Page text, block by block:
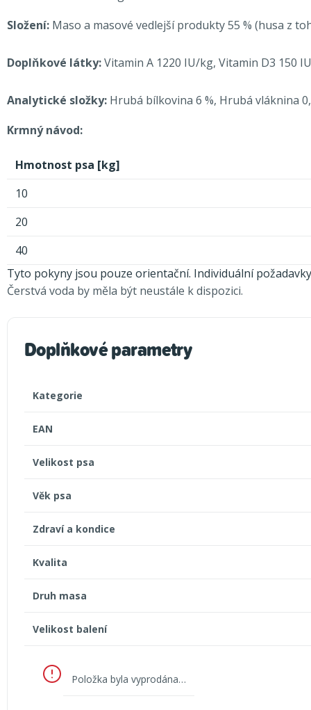
Složení: Maso a masové vedlejší produkty 55 % (husa z
Doplňkové látky:Vitamin A 1220 IU/kg, Vitamin D3 150
Analytické složky: Hrubá bílkovina 6 %, Hrubá vláknina
Krmný návod:
Hmotnost psa [kg]
10
20
40
Tyto pokyny jsou pouze orientační. Individuální
Čerstvá voda by měla být neustále k dispozici.
Doplňkové parametry
Kategorie
EAN
Velikost psa
Věk psa
Zdraví a kondice
Kvalita
Druh masa
Velikost balení
Položka byla vyprodána…